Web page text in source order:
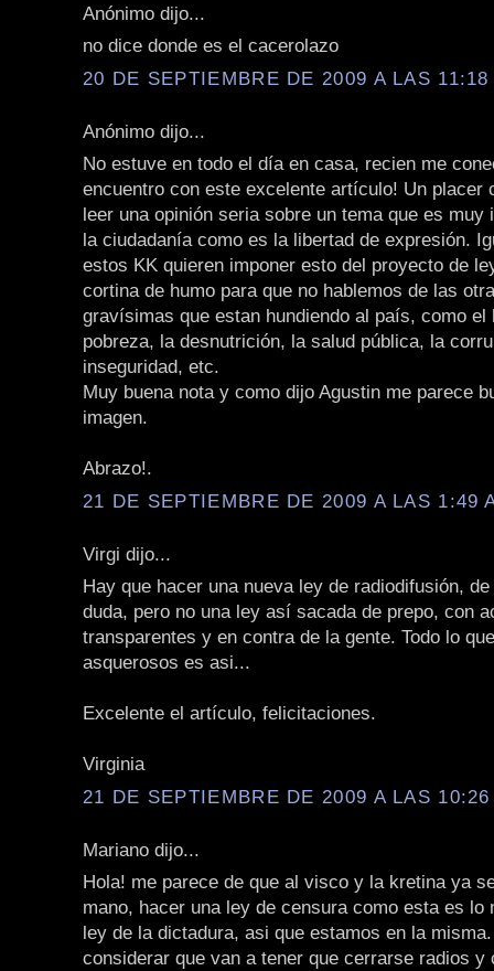
Anónimo dijo...
no dice donde es el cacerolazo
20 DE SEPTIEMBRE DE 2009 A LAS 11:18
Anónimo dijo...
No estuve en todo el día en casa, recien me
encuentro con este excelente artículo! Un placer
leer una opinión seria sobre un tema que es muy
la ciudadanía como es la libertad de expresión.
estos KK quieren imponer esto del proyecto de
cortina de humo para que no hablemos de las
gravísimas que estan hundiendo al país, como el
pobreza, la desnutrición, la salud pública, la
inseguridad, etc.
Muy buena nota y como dijo Agustin me parece
imagen.
Abrazo!.
21 DE SEPTIEMBRE DE 2009 A LAS 1:49
Virgi dijo...
Hay que hacer una nueva ley de radiodifusión,
duda, pero no una ley así sacada de prepo, con
transparentes y en contra de la gente. Todo lo
asquerosos es asi...
Excelente el artículo, felicitaciones.
Virginia
21 DE SEPTIEMBRE DE 2009 A LAS
Mariano dijo...
Hola! me parece de que al visco y la kretina ya
mano, hacer una ley de censura como esta es lo
ley de la dictadura, asi que estamos en la
considerar que van a tener que cerrarse radios y